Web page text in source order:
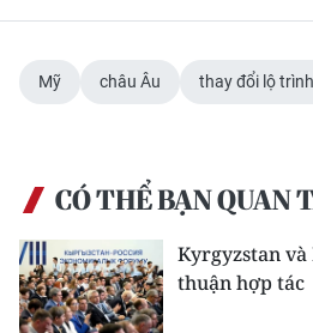
NHÂN DÂN HẰNG THÁNG
ĐỌC BÁO IN
ENGLISH
Mỹ châu Âu thay đổi lộ
CÓ THỂ BẠN QUAN
Kyrgyzstan và
thuận hợp tác